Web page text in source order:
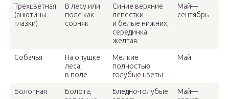
Трехцветная
(анютины
глазки)
В лесу или
поле как
сорняк
Синие верхние
лепестки
и белые нижних,
серединка
желтая.
Май—
сентябрь
Собачья
На опушке
леса,
в поле
Мелкие
полностью
голубые цветы
Май
Болотная
Болота,
Бледно-голубые
Май—